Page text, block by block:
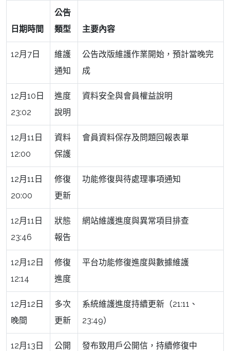
日期時間
公告
類型
主要內容
12月7日
維護
通知
公告改版維護作業開始，預計當晚完
成
12月10日
23:02
進度
說明
資料安全與會員權益說明
12月11日
12:00
資料
保護
會員資料保存及問題回報表單
12月11日
20:00
修復
更新
功能修復與待處理事項通知
12月11日
23:46
狀態
報告
網站維護進度與異常項目排查
12月12日
12:14
修復
進度
平台功能修復進度與數據維護
12月12日
晚間
多次
更新
系統維護進度持續更新（21:11、
23:49）
12月13日
公開
發布致用戶公開信，持續修復中